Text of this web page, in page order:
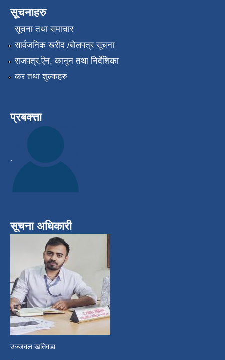
सूचनाहरु
सूचना तथा समाचार
सार्वजनिक खरीद /बोलपत्र सूचना
राजपत्र,ऎन, कानून तथा निर्देशिका
कर तथा शुल्कहरु
प्रबक्त्ता
.
सूचना अधिकारी
उज्जवल खतिवडा